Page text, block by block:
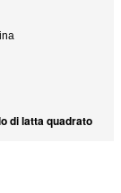
di latta quadrato